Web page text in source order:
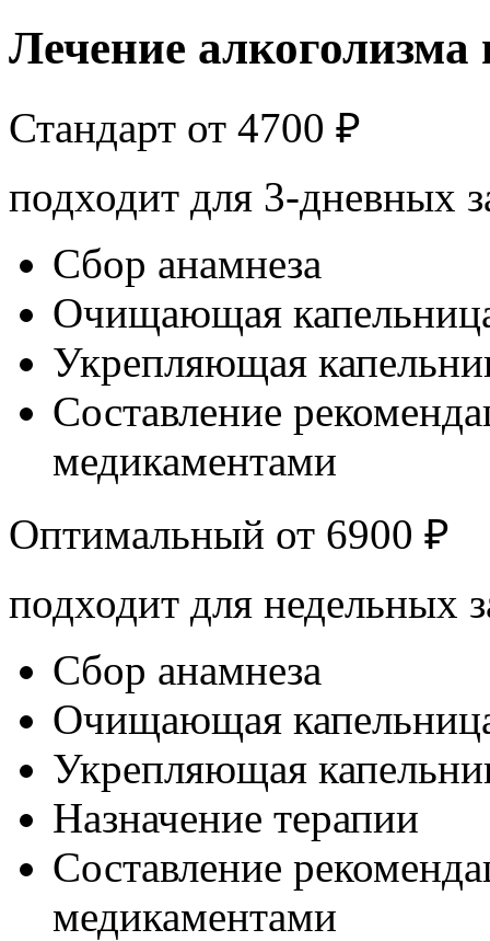
Лечение алкоголизма
Стандарт от 4700 ₽
подходит для 3-дневных
Сбор анамнеза
Очищающая
Укрепляющая
Составление
медикаментами
Оптимальный от 6900 ₽
подходит для недельных
Сбор анамнеза
Очищающая
Укрепляющая
Назначение терапии
Составление
медикаментами